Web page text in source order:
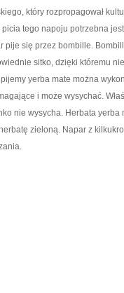
który rozpropagował
tego napoju potrzebna
się przez bombille.
sitko, dzięki któremu
yerba mate można
i może wysychać.
nie wysycha. Herbata yerba
zieloną. Napar z